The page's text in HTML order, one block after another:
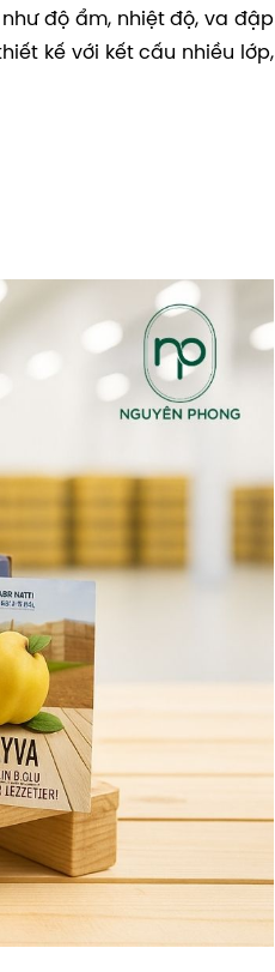
độ ẩm, nhiệt độ, va đập
kế với kết cấu nhiều lớp,